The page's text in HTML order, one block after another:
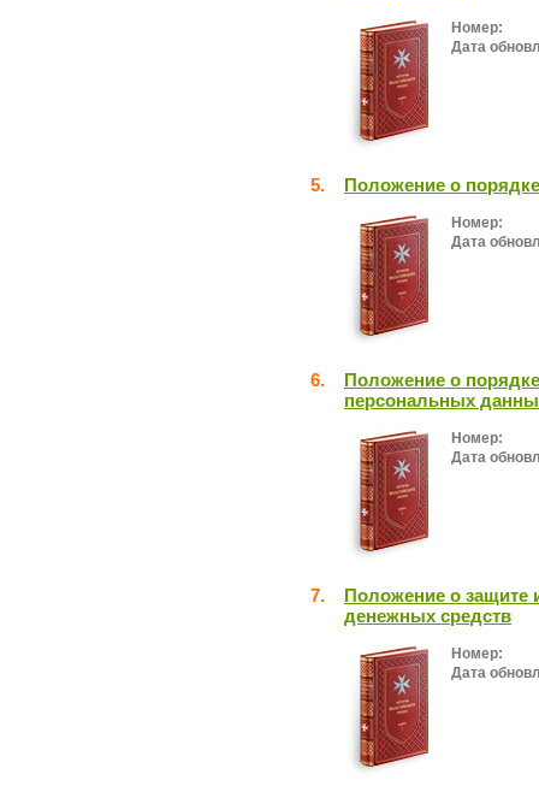
Номер:
Дата
5. Положение о
Номер:
Дата
6.
Положение о
персональных
Номер:
Дата
7.
Положение о защите
денежных средств
Номер:
Дата